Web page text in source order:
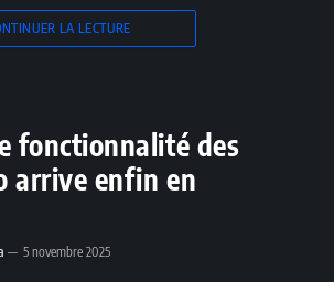
LA LECTURE
fonctionnalité des
arrive enfin en
5 novembre 2025